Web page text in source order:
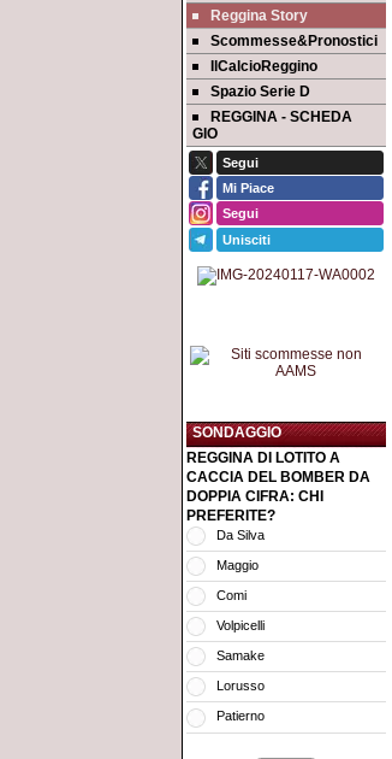
Reggina Story
Scommesse&Pronostici
IlCalcioReggino
Spazio Serie D
REGGINA - SCHEDA
GIO
Segui
Mi Piace
Segui
Unisciti
SONDAGGIO
REGGINA DI LOTITO A
CACCIA DEL BOMBER DA
DOPPIA CIFRA: CHI
PREFERITE?
Da Silva
Maggio
Comi
Volpicelli
Samake
Lorusso
Patierno